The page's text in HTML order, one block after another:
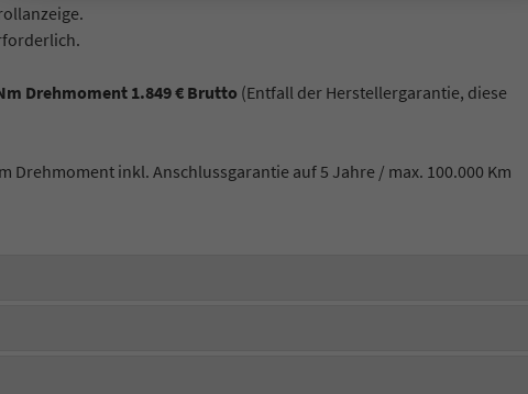
Drehmoment 1.849 € Brutto (Entfall der Herstellergarantie, diese
Drehmoment inkl. Anschlussgarantie auf 5 Jahre / max. 100.000 Km